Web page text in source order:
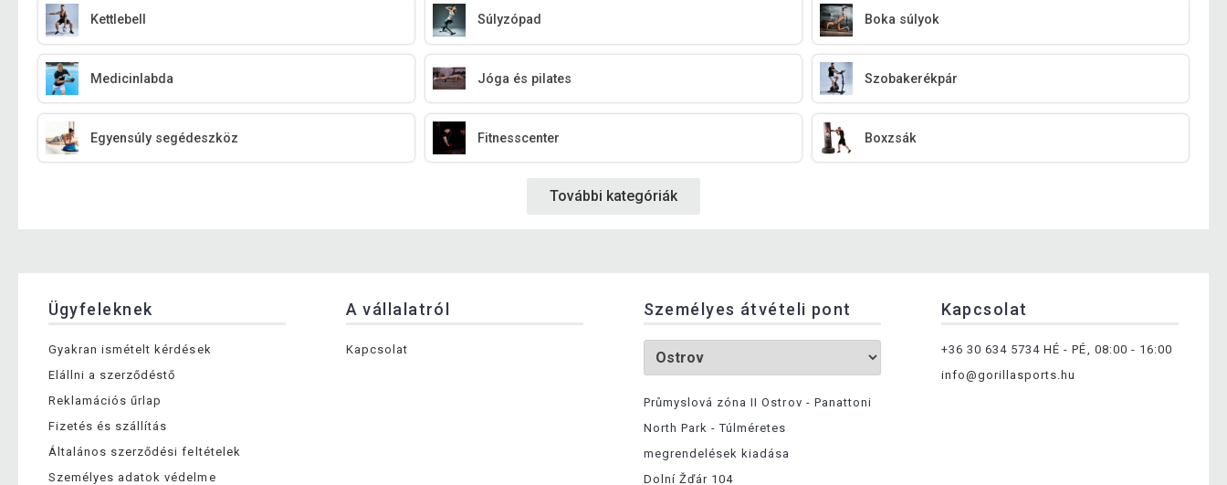
Kettlebell Súlyzópad Boka súlyok
Medicinlabda Jóga és pilates Szobakerékpár
Egyensúly segédeszköz Fitnesscenter Boxzsák
További kategóriák
Ügyfeleknek
Gyakran ismételt kérdések
Elállni a szerződéstő
Reklamációs űrlap
Fizetés és szállítás
Általános szerződési feltételek
Személyes adatok védelme
A vállalatról
Kapcsolat
Személyes átvételi pont
Průmyslová zóna II Ostrov - Panattoni
North Park - Túlméretes
megrendelések kiadása
Dolní Žďár 104
Kapcsolat
+36 30 634 5734 HÉ - PÉ, 08:00 - 16:00
info@gorillasports.hu